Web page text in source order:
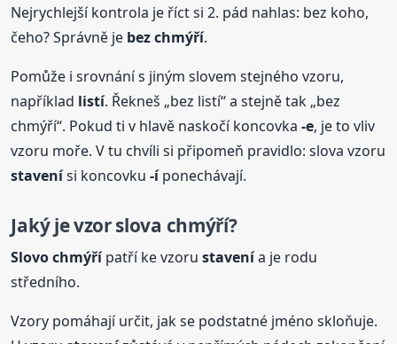
Nejrychlejší kontrola je říct si 2. pád nahlas: bez koho,
čeho? Správně je bez chmýří.
Pomůže i srovnání s jiným slovem stejného vzoru,
například listí. Řekneš „bez listí“ a stejně tak „bez
chmýří“. Pokud ti v hlavě naskočí koncovka-e, je to vliv
vzoru moře. V tu chvíli si připomeň pravidlo: slova vzoru
stavenísi koncovku-íponechávají.
Jaký je vzor slova chmýří?
Slovo chmýřípatří ke vzorustavenía je rodu
středního.
Vzory pomáhají určit, jak se podstatné jméno skloňuje.